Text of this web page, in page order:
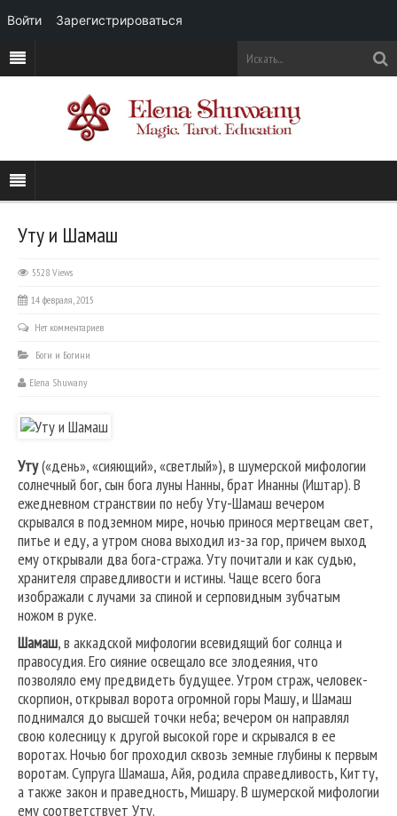
Уту и Шамаш
5528 Views
14 февраля, 2015
Нет комментариев
Боги и Богини
Elena Shuwany
Уту(«день», «сияющий», «светлый»), в шумерской мифологии
солнечный бог, сын бога луны Нанны, брат Инанны (Иштар). В
ежедневном странствии по небу Уту-Шамаш вечером
скрывался в подземном мире, ночью принося мертвецам свет,
питье и еду, а утром снова выходил из-за гор, причем выход
ему открывали два бога-стража. Уту почитали и как судью,
хранителя справедливости и истины. Чаще всего бога
изображали с лучами за спиной и серповидным зубчатым
ножом в руке.
Шамаш, в аккадской мифологии всевидящий бог солнца и
правосудия. Его сияние освещало все злодеяния, что
позволяло ему предвидеть будущее. Утром страж, человек-
скорпион, открывал ворота огромной горы Машу, и Шамаш
поднимался до высшей точки неба; вечером он направлял
свою колесницу к другой высокой горе и скрывался в ее
воротах. Ночью бог проходил сквозь земные глубины к первым
воротам. Супруга Шамаша, Айя, родила справедливость, Китту,
а также закон и праведность, Мишару. В шумерской мифологии
ему соответствует Уту.
Войти Зарегистрироваться